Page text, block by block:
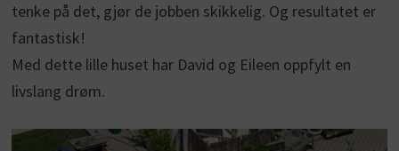
tenke på det, gjør de jobben skikkelig. Og resultatet er
fantastisk!
Med dette lille huset har David og Eileen oppfylt en
livslang drøm.